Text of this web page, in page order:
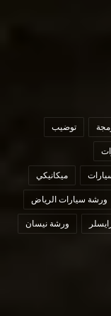
توضيب
ميكانيكي
ورشة سيارات الرياض
ورشة نيسان